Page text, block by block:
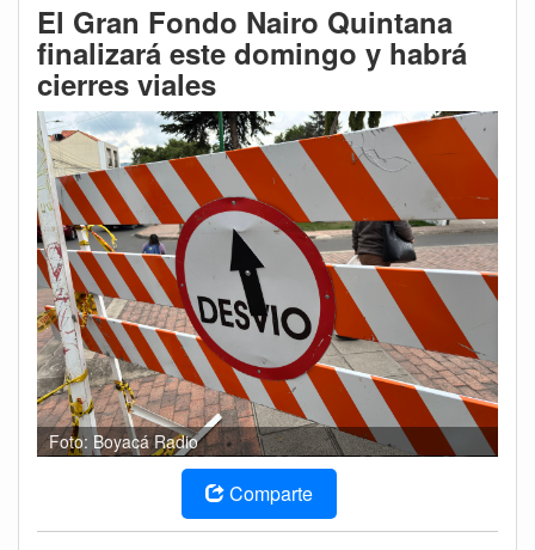
El Gran Fondo Nairo Quintana
finalizará este domingo y habrá
cierres viales
Foto: Boyacá Radio
Comparte